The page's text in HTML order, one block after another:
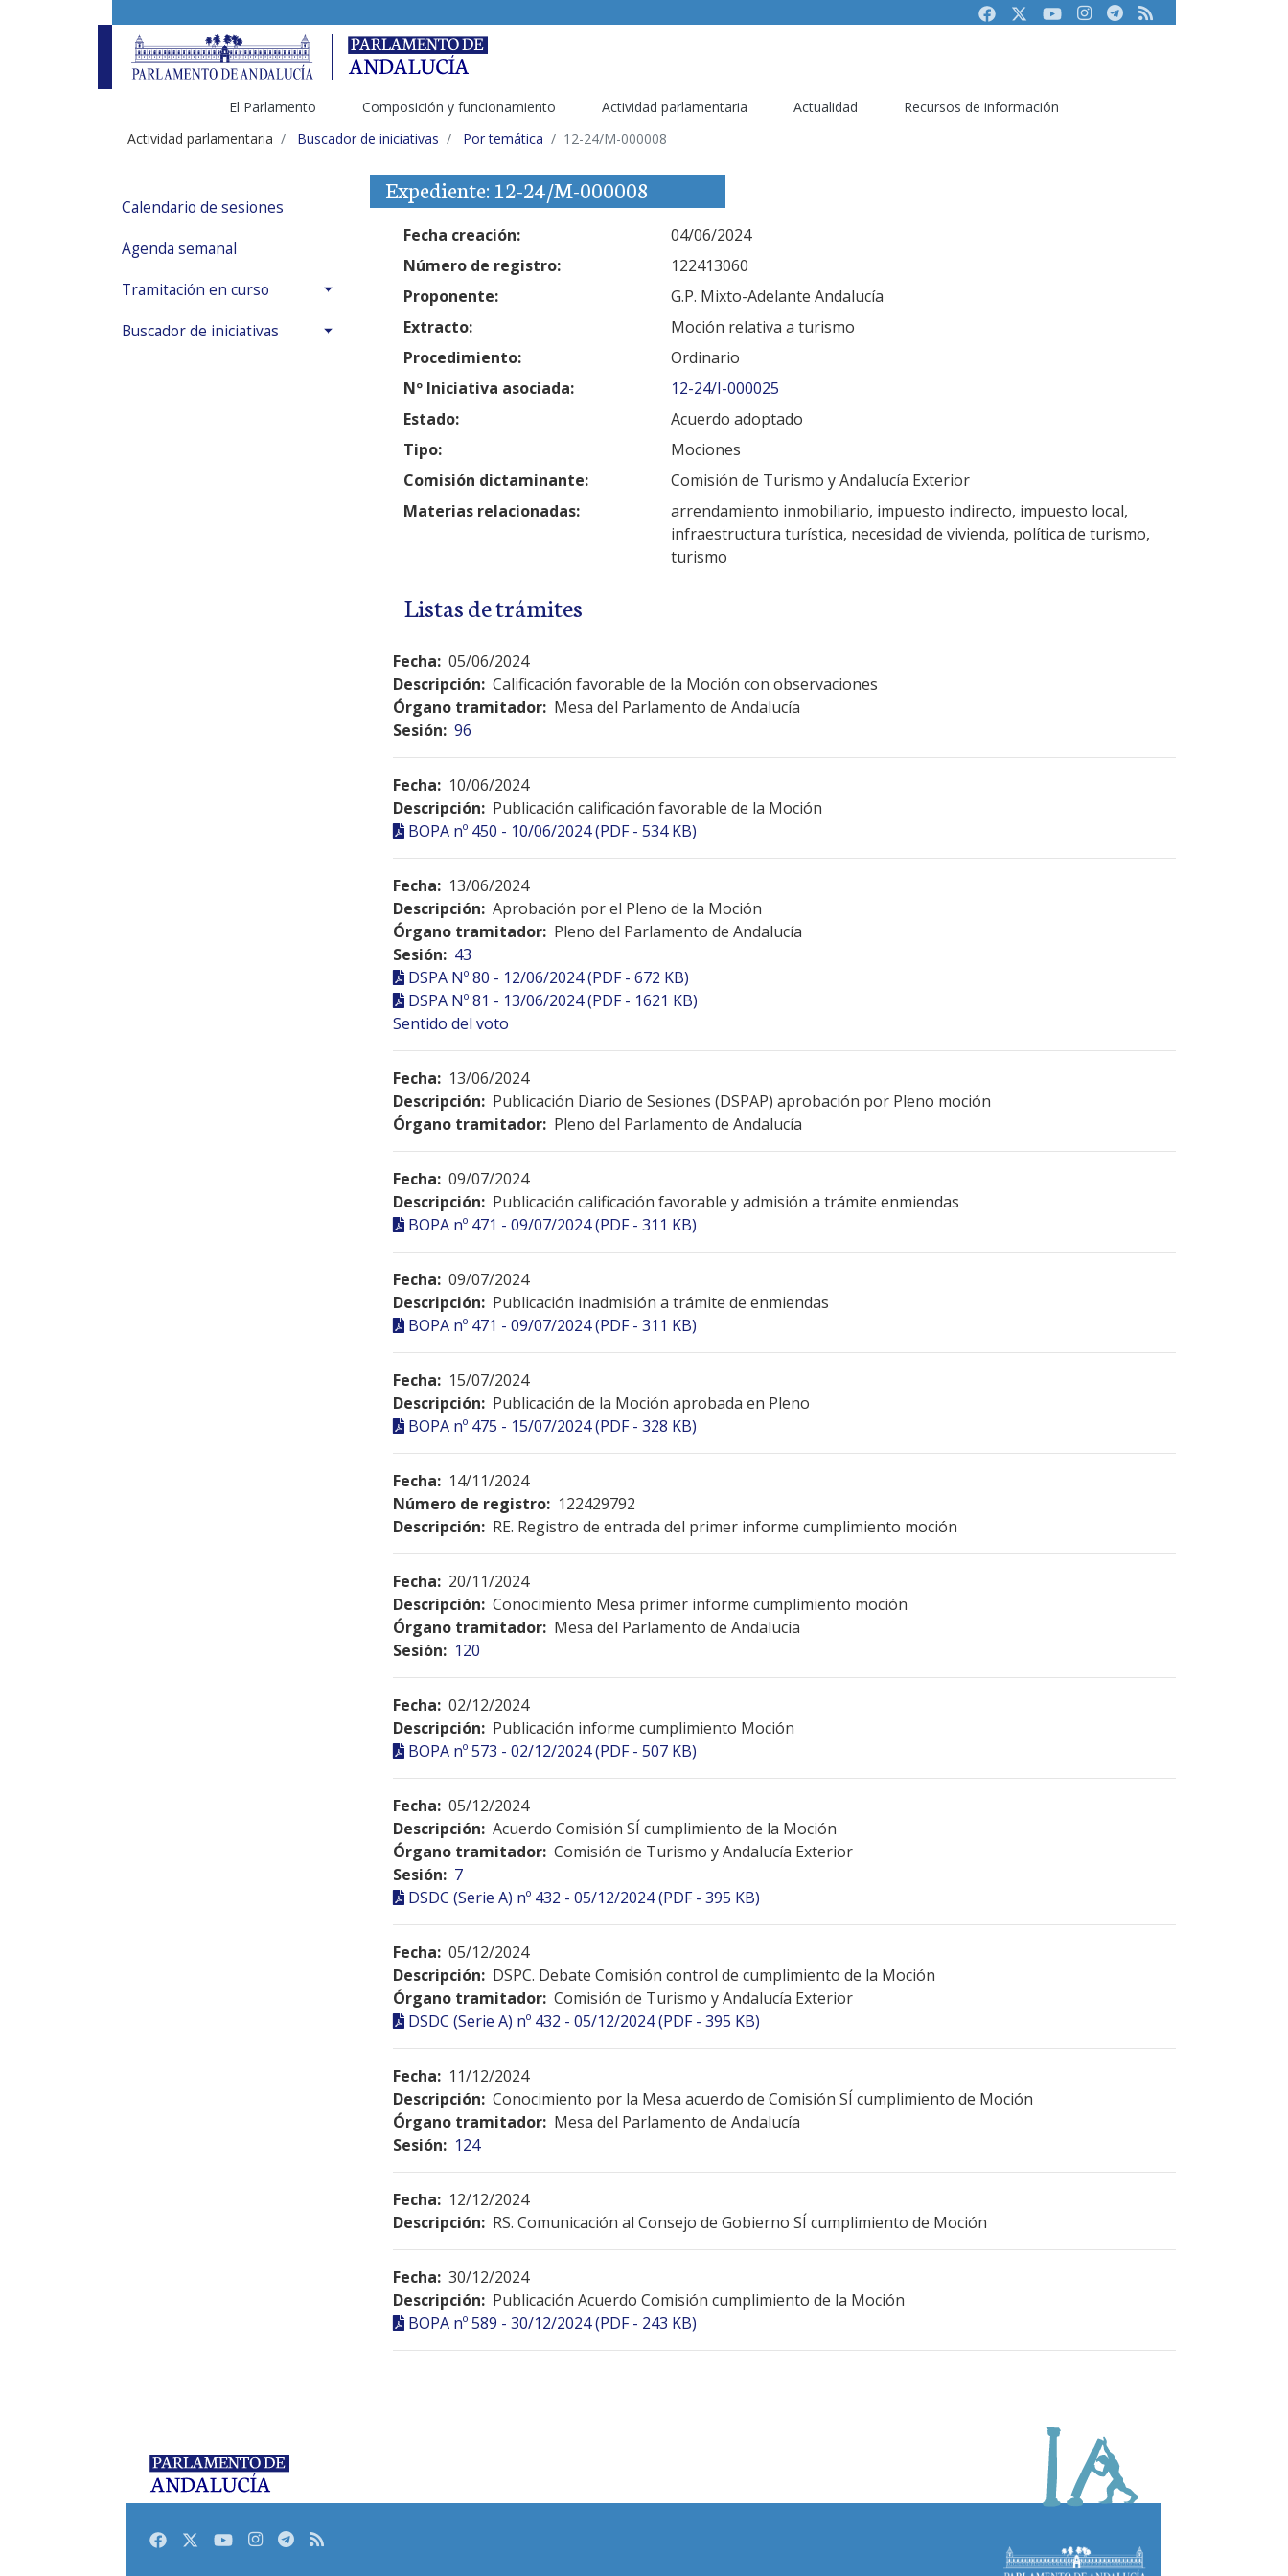
FacebookTwitterYoutubeInstagram
Telegram
RSS
El Parlamento Composición y funcionamiento Actividad parlamentaria Actualidad
Recursos de información
Actividad parlamentaria
Buscador de iniciativas Por temática 12-24/M-000008
Calendario de sesiones
Agenda semanal
Tramitación en curso
Buscador de iniciativas
Expediente: 12-24/M-000008
Fecha creación:
04/06/2024
Número de registro:
122413060
Proponente:
G.P. Mixto-Adelante Andalucía
Extracto:
Moción relativa a turismo
Procedimiento:
Ordinario
Nº Iniciativa asociada:
12-24/I-000025
Estado:
Acuerdo adoptado
Tipo:
Mociones
Comisión dictaminante:
Comisión de Turismo y Andalucía Exterior
Materias relacionadas:
arrendamiento inmobiliario, impuesto indirecto, impuesto local,
infraestructura turística, necesidad de vivienda, política de turismo,
turismo
Listas de trámites
Fecha: 05/06/2024
Descripción: Calificación favorable de la Moción con observaciones
Órgano tramitador: Mesa del Parlamento de Andalucía
Sesión: 96
Fecha: 10/06/2024
Descripción: Publicación calificación favorable de la Moción
BOPA nº 450 - 10/06/2024 (PDF - 534 KB)
Fecha: 13/06/2024
Descripción: Aprobación por el Pleno de la Moción
Órgano tramitador: Pleno del Parlamento de Andalucía
Sesión: 43
DSPA Nº 80 - 12/06/2024 (PDF - 672 KB)
DSPA Nº 81 - 13/06/2024 (PDF - 1621 KB)
Sentido del voto
Fecha: 13/06/2024
Descripción: Publicación Diario de Sesiones (DSPAP) aprobación por Pleno moción
Órgano tramitador: Pleno del Parlamento de Andalucía
Fecha: 09/07/2024
Descripción: Publicación calificación favorable y admisión a trámite enmiendas
BOPA nº 471 - 09/07/2024 (PDF - 311 KB)
Fecha: 09/07/2024
Descripción: Publicación inadmisión a trámite de enmiendas
BOPA nº 471 - 09/07/2024 (PDF - 311 KB)
Fecha: 15/07/2024
Descripción: Publicación de la Moción aprobada en Pleno
BOPA nº 475 - 15/07/2024 (PDF - 328 KB)
Fecha: 14/11/2024
Número de registro: 122429792
Descripción: RE. Registro de entrada del primer informe cumplimiento moción
Fecha: 20/11/2024
Descripción: Conocimiento Mesa primer informe cumplimiento moción
Órgano tramitador: Mesa del Parlamento de Andalucía
Sesión: 120
Fecha: 02/12/2024
Descripción: Publicación informe cumplimiento Moción
BOPA nº 573 - 02/12/2024 (PDF - 507 KB)
Fecha: 05/12/2024
Descripción: Acuerdo Comisión SÍ cumplimiento de la Moción
Órgano tramitador: Comisión de Turismo y Andalucía Exterior
Sesión: 7
DSDC (Serie A) nº 432 - 05/12/2024 (PDF - 395 KB)
Fecha: 05/12/2024
Descripción: DSPC. Debate Comisión control de cumplimiento de la Moción
Órgano tramitador: Comisión de Turismo y Andalucía Exterior
DSDC (Serie A) nº 432 - 05/12/2024 (PDF - 395 KB)
Fecha: 11/12/2024
Descripción: Conocimiento por la Mesa acuerdo de Comisión SÍ cumplimiento de Moción
Órgano tramitador: Mesa del Parlamento de Andalucía
Sesión: 124
Fecha: 12/12/2024
Descripción: RS. Comunicación al Consejo de Gobierno SÍ cumplimiento de Moción
Fecha: 30/12/2024
Descripción: Publicación Acuerdo Comisión cumplimiento de la Moción
BOPA nº 589 - 30/12/2024 (PDF - 243 KB)
FacebookTwitterYoutubeInstagram
Telegram
RSS